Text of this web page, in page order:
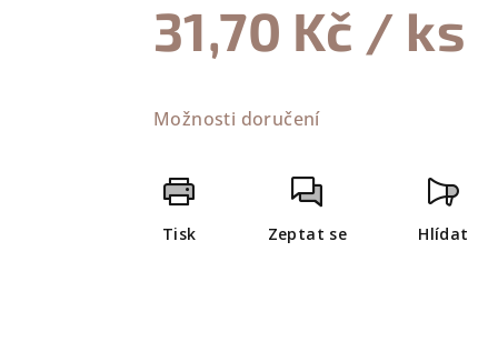
5
hvězdiček.
31,70 Kč / ks
cena:
Možnosti doručení
Tisk Zeptat se Hlídat